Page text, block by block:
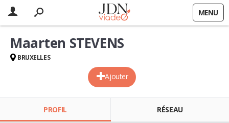
MENU
Ajouter
Maarten STEVENS
BRUXELLES
PROFIL RÉSEAU